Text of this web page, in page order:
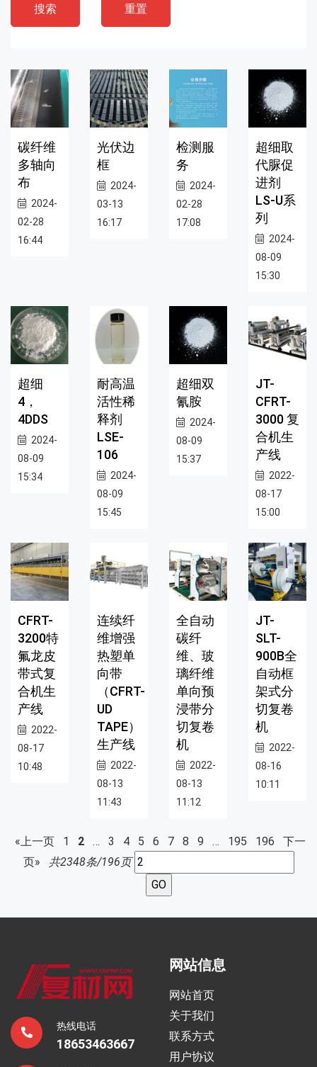
搜索 重置
碳纤维
多轴向
布
2024-
02-28
16:44
光伏边
框
2024-
03-13
16:17
检测服
务
2024-
02-28
17:08
超细取
代脲促
进剂
LS-U系
列
2024-
08-09
15:30
超细
4，
4DDS
2024-
08-09
15:34
耐高温
活性稀
释剂
LSE-
106
2024-
08-09
15:45
超细双
氰胺
2024-
08-09
15:37
JT-
CFRT-
3000 复
合机生
产线
2022-
08-17
15:00
CFRT-
3200特
氟龙皮
带式复
合机生
产线
2022-
08-17
10:48
连续纤
维增强
热塑单
向带
（CFRT-
UD
TAPE）
生产线
2022-
08-13
11:43
全自动
碳纤
维、玻
璃纤维
单向预
浸带分
切复卷
机
2022-
08-13
11:12
JT-
SLT-
900B全
自动框
架式分
切复卷
机
2022-
08-16
10:11
«上一页 1 2 … 3 4 5 6 7 8 9 … 195 196
下一
页»
共2348条/196页
热线电话
18653463667
网站信息
网站首页
关于我们
联系方式
用户协议